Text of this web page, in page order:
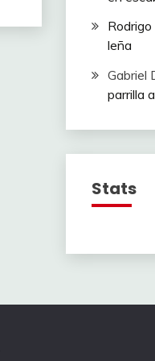
Rodrigo
leña
Gabriel
parrilla
Stats